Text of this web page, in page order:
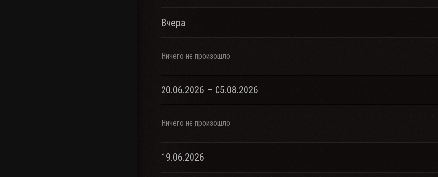
Вчера
Ничего не произошло
20.06.2026 – 05.08.2026
Ничего не произошло
19.06.2026